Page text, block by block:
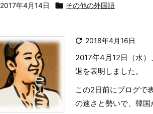
2017年4月14日  その他の外国語
 2018年4月16日
2017年4月12日（水
退を表明しました。
この2日前にブログで
の速さと勢いで、韓国